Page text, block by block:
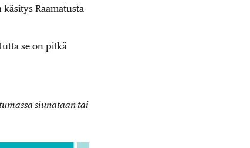
Raamatusta
se on pitkä
siunataan tai